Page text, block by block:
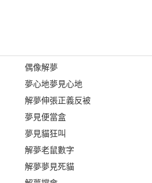
偶像解夢
夢心地夢見心地
解夢伸張正義反被
夢見便當盒
夢見貓狂叫
解夢老鼠數字
解夢夢見死貓